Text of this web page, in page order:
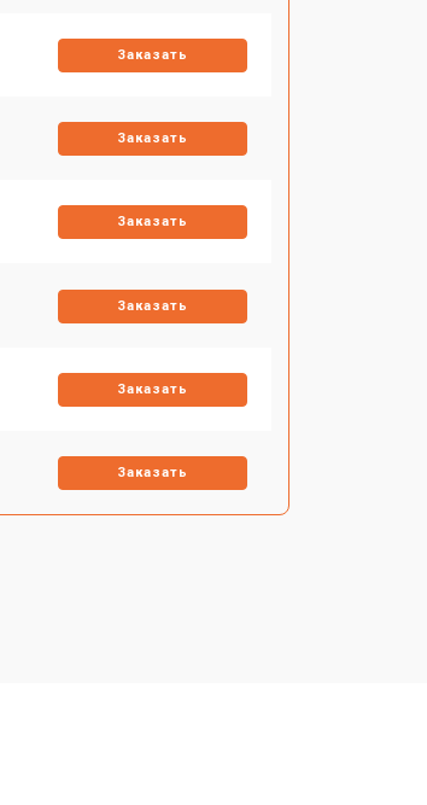
Заказать
Заказать
Заказать
Заказать
Заказать
Заказать